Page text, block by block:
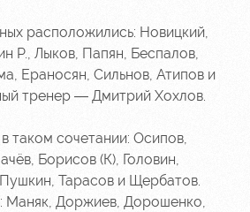
Loyalty
program
Parking
Информация
для
болельщиков
расположились: Новицкий,
Р., Лыков, Папян, Беспалов,
Ераносян, Сильнов, Атипов и
тренер — Дмитрий Хохлов.
таком сочетании: Осипов,
Борисов (К), Головин,
Тарасов и Щербатов.
Маняк, Доржиев, Дорошенко,